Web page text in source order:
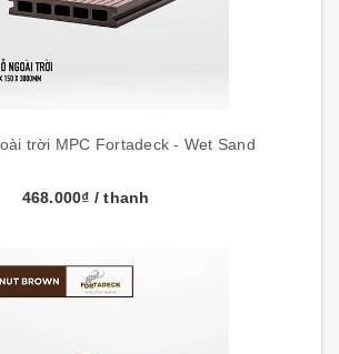
trời MPC Fortadeck - Wet Sand
468.000₫ / thanh